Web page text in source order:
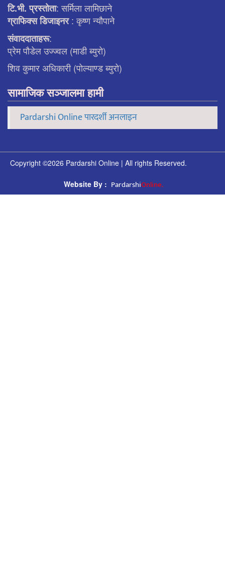
टि.भी. प्रस्ताेता: सर्मिला लामिछाने
ग्राफिक्स डिजाइनर: कृष्ण न्याैपाने
संवाददाताहरू:
प्रेम पौडेल उज्ज्वल (माडी ब्युरो)
शिव कुमार अधिकारी (पोल्याण्ड ब्युरो)
सामाजिक सञ्जालमा हामी
Pardarshi Online पारदर्शी अनलाइन
Copyright ©2026 Pardarshi Online | All rights Reserved.
Website By : PardarshiOnline.